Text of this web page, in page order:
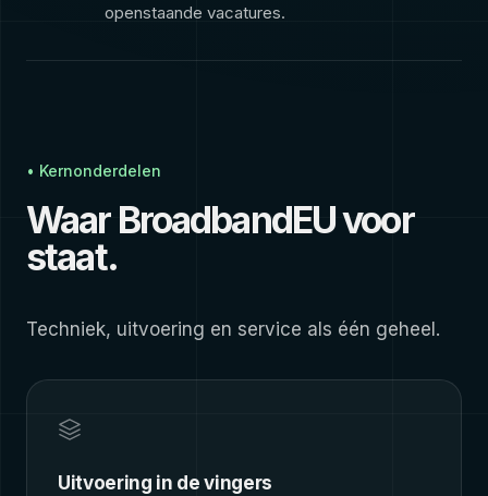
openstaande vacatures.
• Kernonderdelen
Waar BroadbandEU voor
staat.
Techniek, uitvoering en service als één geheel.
Uitvoering in de vingers